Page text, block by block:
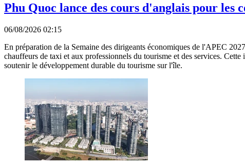
Phu Quoc lance des cours d'anglais pour les
06/08/2026 02:15
En préparation de la Semaine des dirigeants économiques de l'APEC
chauffeurs de taxi et aux professionnels du tourisme et des services.
soutenir le développement durable du tourisme sur l'île.